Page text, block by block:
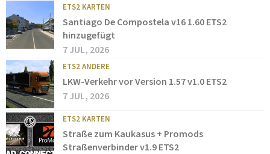
ETS2 KARTEN
Santiago De Compostela v16 1.60 ETS2
hinzugefügt
7 JUL, 2026
ETS2 ANDERE
LKW-Verkehr vor Version 1.57 v1.0 ETS2
7 JUL, 2026
ETS2 KARTEN
Straße zum Kaukasus + Promods
Straßenverbinder v1.9 ETS2